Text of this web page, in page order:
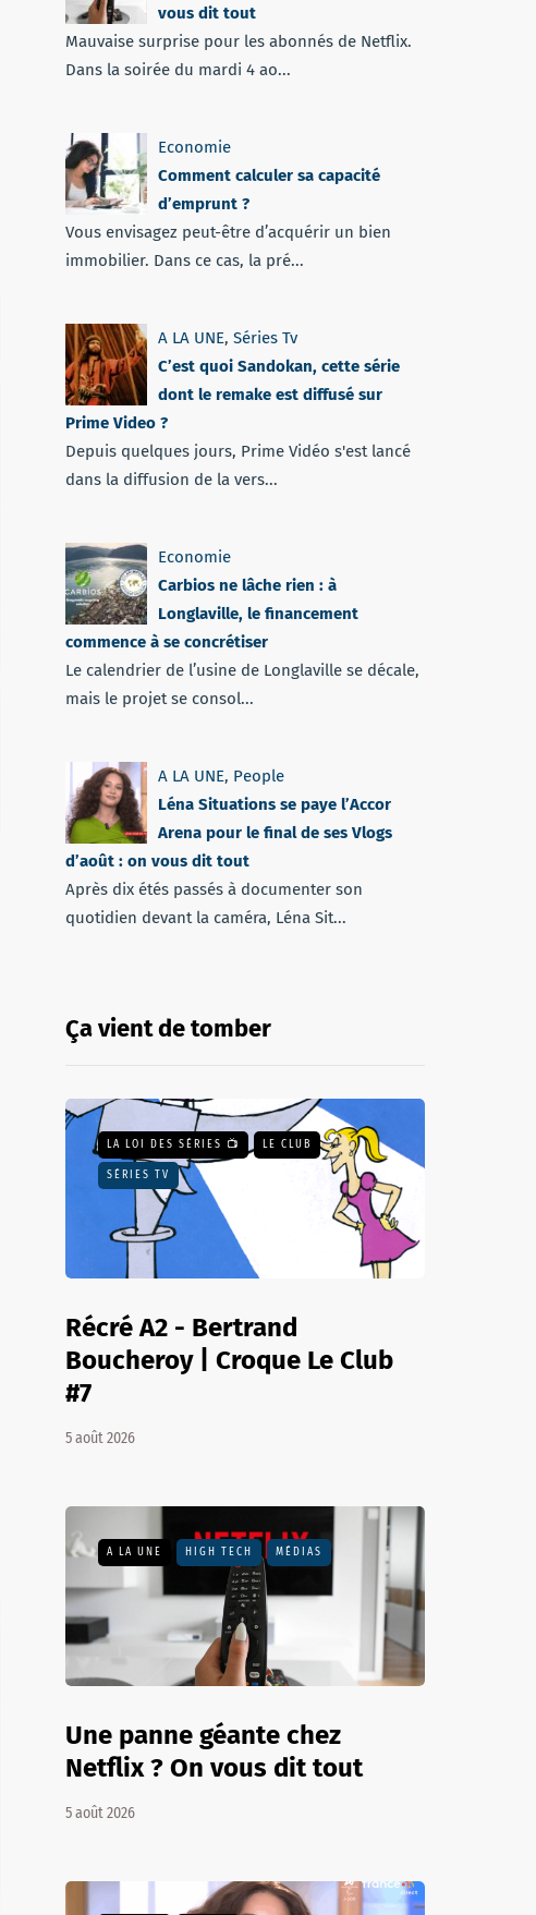
vous dit tout
Mauvaise surprise pour les abonnés de Netflix.
Dans la soirée du mardi 4 ao...
Economie
Comment calculer sa capacité
d’emprunt ?
Vous envisagez peut-être d’acquérir un bien
immobilier. Dans ce cas, la pré...
A LA UNE, Séries Tv
C’est quoi Sandokan, cette série
dont le remake est diffusé sur
Prime Video ?
Depuis quelques jours, Prime Vidéo s'est lancé
dans la diffusion de la vers...
Economie
Carbios ne lâche rien : à
Longlaville, le financement
commence à se concrétiser
Le calendrier de l’usine de Longlaville se décale,
mais le projet se consol...
A LA UNE, People
Léna Situations se paye l’Accor
Arena pour le final de ses Vlogs
d’août : on vous dit tout
Après dix étés passés à documenter son
quotidien devant la caméra, Léna Sit...
Ça vient de tomber
LA LOI DES SÉRIES 📺 LE CLUB
SÉRIES TV
Récré A2 - Bertrand
Boucheroy | Croque Le Club
#7
5 août 2026
A LA UNE HIGH TECH MÉDIAS
Une panne géante chez
Netflix ? On vous dit tout
5 août 2026